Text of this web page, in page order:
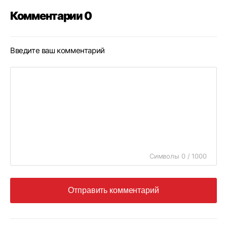
Комментарии 0
Введите ваш комментарий
Символы 0 / 1000
Отправить комментарий